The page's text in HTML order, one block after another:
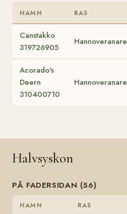
NAMN RAS
Canstakko
319726905
Hannoveranare
Acorado's
Deern
310400710
Hannoveranare
Halvsyskon
PÅ FADERSIDAN (56)
NAMN RAS